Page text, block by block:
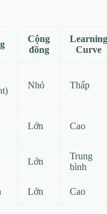
Cộng
đồng
Learning
Curve
Nhỏ Thấp
Lớn Cao
Lớn
Trung
bình
Lớn Cao